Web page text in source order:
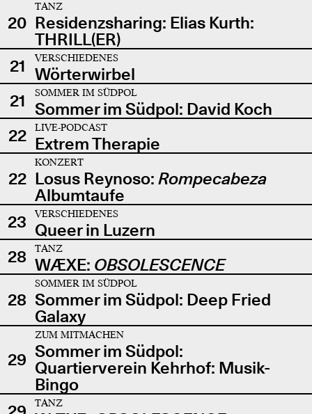
20
TANZ
Residenzsharing: Elias Kurth:
THRILL(ER)
21
VERSCHIEDENES
Wörterwirbel
21
SOMMER IM SÜDPOL
Sommer im Südpol: David Koch
22
LIVE-PODCAST
Extrem Therapie
22
KONZERT
Losus Reynoso: Rompecabeza
Albumtaufe
23
VERSCHIEDENES
Queer in Luzern
28
TANZ
WÆXE: OBSOLESCENCE
28
SOMMER IM SÜDPOL
Sommer im Südpol: Deep Fried
Galaxy
29
ZUM MITMACHEN
Sommer im Südpol:
Quartierverein Kehrhof: Musik-
Bingo
TANZ